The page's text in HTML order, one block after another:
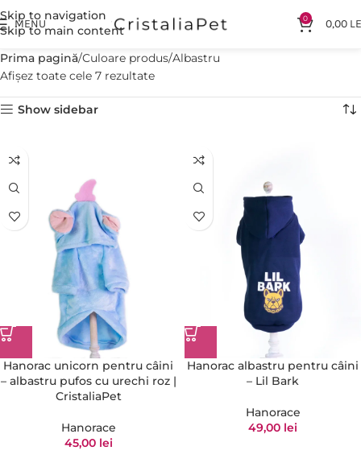
Skip to navigation
Skip to main content
MENU 0 0,00
Prima pagină Culoare produs Albastru
Afișez toate cele 7 rezultate
Show sidebar
Hanorac unicorn pentru câini
– albastru pufos cu urechi roz |
CristaliaPet
Hanorace
45,00 lei
Hanorac albastru pentru câini
– Lil Bark
Hanorace
49,00 lei